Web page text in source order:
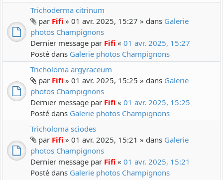
Trichoderma citrinum
par Fifi » 01 avr. 2025, 15:27 » dans Galerie
photos Champignons
Dernier message par Fifi « 01 avr. 2025, 15:27
Posté dans Galerie photos Champignons
Tricholoma argyraceum
par Fifi » 01 avr. 2025, 15:25 » dans Galerie
photos Champignons
Dernier message par Fifi « 01 avr. 2025, 15:25
Posté dans Galerie photos Champignons
Tricholoma sciodes
par Fifi » 01 avr. 2025, 15:21 » dans Galerie
photos Champignons
Dernier message par Fifi « 01 avr. 2025, 15:21
Posté dans Galerie photos Champignons